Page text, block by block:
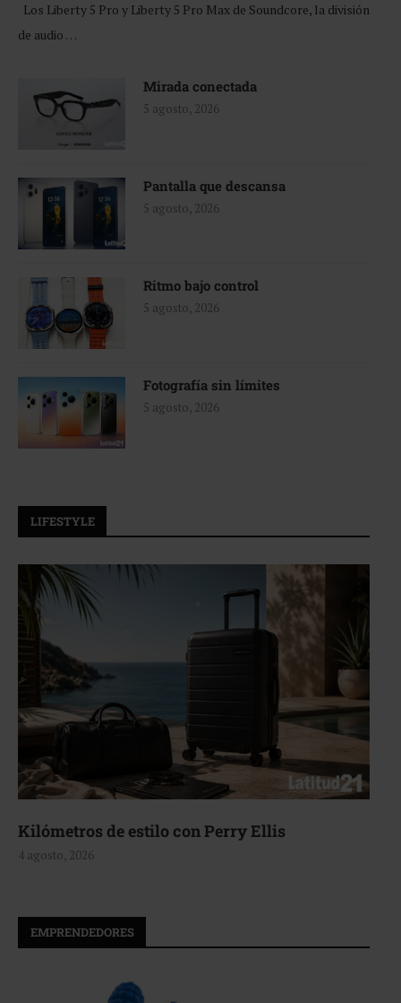
Los Liberty 5 Pro y Liberty 5 Pro Max de Soundcore, la división
de audio …
Mirada conectada
5 agosto, 2026
Pantalla que descansa
5 agosto, 2026
Ritmo bajo control
5 agosto, 2026
Fotografía sin límites
5 agosto, 2026
LIFESTYLE
Aerie, texturas que fluyen
4 agosto, 2026
EMPRENDEDORES